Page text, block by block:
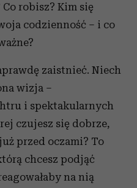
robisz? Kim się
codzienność – i co
zaistnieć. Niech
wizja –
i spektakularnych
czujesz się dobrze,
przed oczami? To
chcesz podjąć
na nią